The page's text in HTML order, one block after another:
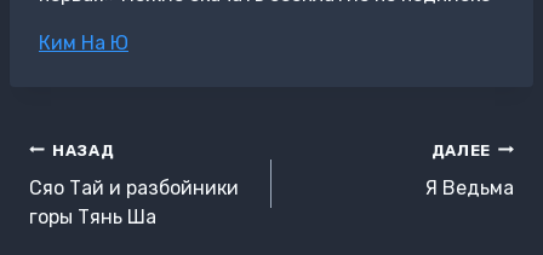
Метки
Ким На Ю
Навигация
по
записям
НАЗАД
Сяо Тай и разбойники
горы Тянь Ша
ДАЛЕЕ
Я Ведьма